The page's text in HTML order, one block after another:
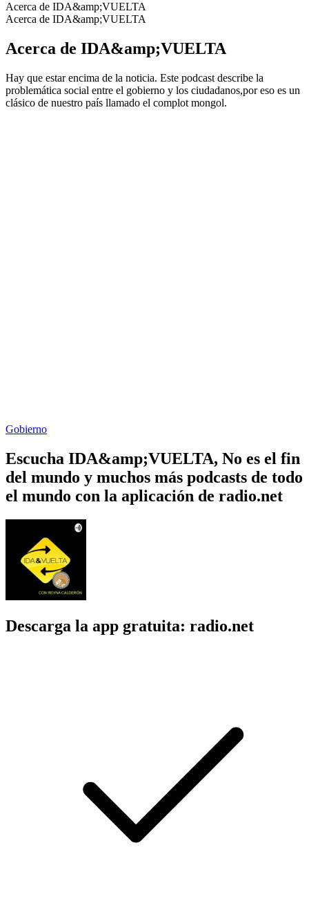
Acerca de IDA&amp;VUELTA
Acerca de IDA&amp;VUELTA
Acerca de IDA&amp;VUELTA
Hay que estar encima de la noticia. Este podcast describe la
problemática social entre el gobierno y los ciudadanos,por eso es un
clásico de nuestro país llamado el complot mongol.
Gobierno
Escucha IDA&amp;VUELTA, No es el fin
del mundo y muchos más podcasts de todo
el mundo con la aplicación de radio.net
Descarga la app gratuita: radio.net